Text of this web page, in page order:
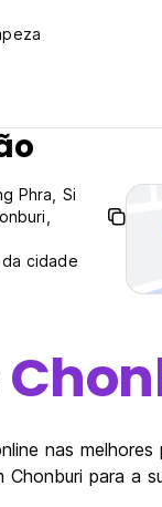
Phra, Si
cidade
nas
Chonburi para a